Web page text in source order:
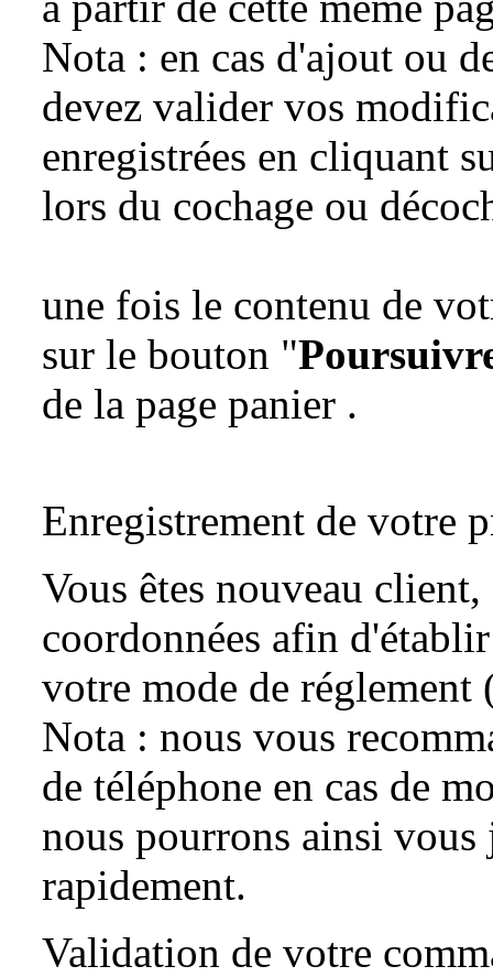
Nota : en cas d'ajout ou
devez valider vos
enregistrées en cliquant
lors du cochage ou
une fois le contenu de
sur le bouton "
de la page panier .
Enregistrement de votre
Vous êtes nouveau
coordonnées afin
votre mode de réglement
Nota : nous vous
de téléphone en cas de
nous pourrons ainsi
rapidement.
Validation de votre